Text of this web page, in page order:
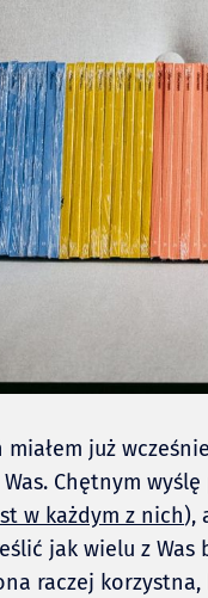
już
Chętnym
w każdym z nich),
jak wielu z
raczej